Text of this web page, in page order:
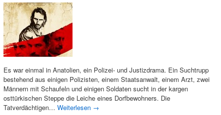
Es war einmal in Anatolien, ein Polizei- und Justizdrama. Ein Suchtrupp
bestehend aus einigen Polizisten, einem Staatsanwalt, einem Arzt, zwei
Männern mit Schaufeln und einigen Soldaten sucht in der kargen
osttürkischen Steppe die Leiche eines Dorfbewohners. Die
Tatverdächtigen… Weiterlesen →